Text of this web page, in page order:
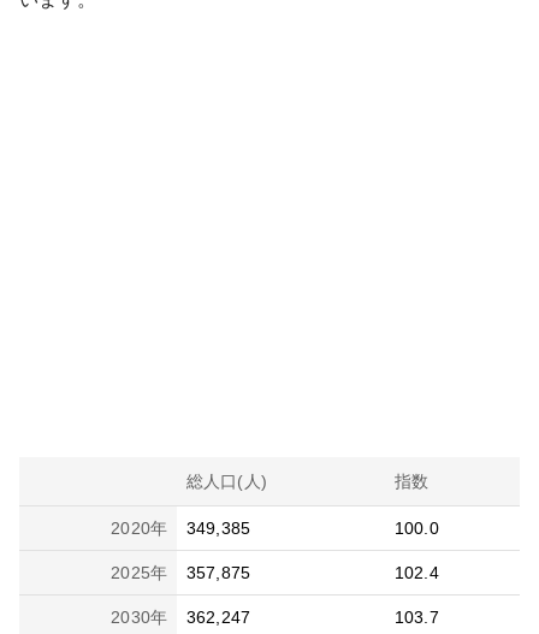
総人口(人) 指数
2020年 349,385 100.0
2025年 357,875 102.4
2030年 362,247 103.7